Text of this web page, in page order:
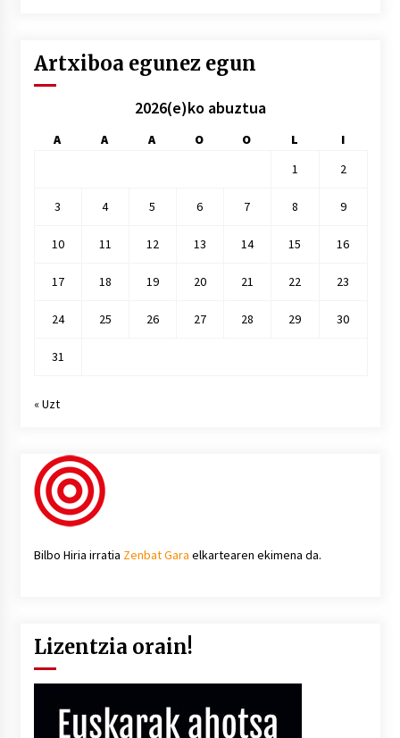
Artxiboa egunez egun
2026(e)ko abuztua
A A A O O L
I
1
2
3 4 5 6 7 8 9
10 11 12 13 14 15 16
17 18 19 20 21 22 23
24 25 26 27 28 29 30
31
« Uzt
Bilbo Hiria irratia Zenbat Gara elkartearen ekimena da.
Lizentzia orain!